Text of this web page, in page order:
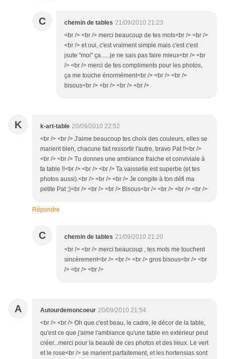
C chemin de tables 21/09/2010 21:23
<br /> <br /> merci beaucoup de tes mots<br /> <br />
<br /> et oui, c'est vraiment simple mais c'est c'est
jsute "moi" ça......je ne sais pas faire mieux<br /> <br
/> <br /> merci de tes compliments pour les photos,
ça me touche énormément<br /> <br /> <br />
bisous<br /> <br /> <br /> <br />
K k-art-table 20/09/2010 22:52
<br /> <br /> J'aime beaucoup tes choix des couleurs, elles se
marient bien, chacune fait ressortir l'autre, bravo Pat !!<br />
<br /> <br /> Tu donnes une ambiance fraiche et conviviale à
ta table !!<br /> <br /> <br /> Ta vaisselle est superbe (et tes
photos aussi).<br /> <br /> <br /> Je congite à ton défi ma
petite Pat ;)<br /> <br /> <br /> Bisous<br /> <br /> <br /> <br />
Répondre
C chemin de tables 21/09/2010 21:20
<br /> <br /> merci beaucoup , tes mots me touchent
sincèrement<br /> <br /> <br /> gros bisous<br /> <br
/> <br /> <br />
A Autourdemoncoeur 20/09/2010 21:54
<br /> <br /> Oh que c'est beau, le cadre, le décor de la table,
qu'est ce que j'aime l'ambiance qu'une table en extérieur peut
créer...merci pour la beauté de ces photos et des lieux. Le vert
et le rose<br /> se marient parfaitement, et les hortensias sont